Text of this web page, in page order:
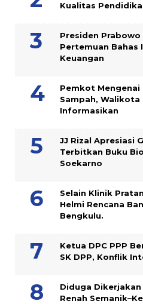
Kualitas
Presiden
Pertemuan Bahas
Keuangan
Pemkot Mengenai
Sampah, Walikota
Informasikan
JJ Rizal Apresiasi
Terbitkan Buku
Soekarno
Selain Klinik
Helmi Rencana
Bengkulu.
Ketua DPC PPP
SK DPP, Konflik
Diduga
Renah